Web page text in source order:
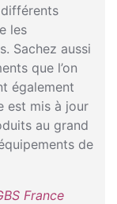
les
Sachez aussi
que l’on
également
est mis à jour
au grand
de
France